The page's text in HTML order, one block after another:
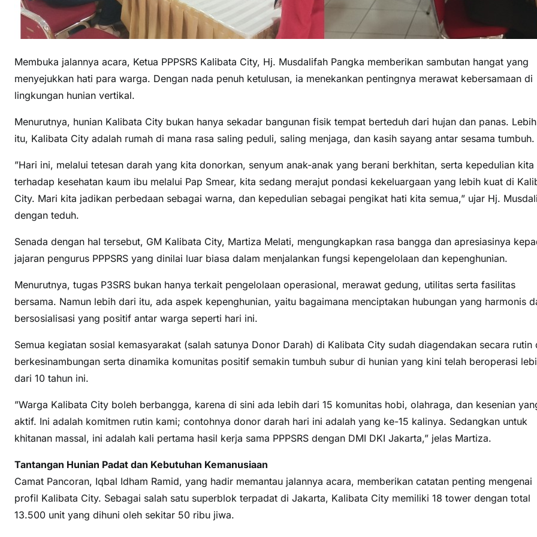
Membuka jalannya acara, Ketua PPPSRS Kalibata City, Hj. Musdalifah Pangka memberikan sambutan hangat yang
menyejukkan hati para warga. Dengan nada penuh ketulusan, ia menekankan pentingnya merawat kebersamaan di
lingkungan hunian vertikal.
Menurutnya, hunian Kalibata City bukan hanya sekadar bangunan fisik tempat berteduh dari hujan dan panas.
itu, Kalibata City adalah rumah di mana rasa saling peduli, saling menjaga, dan kasih sayang antar sesama tumbuh.
”Hari ini, melalui tetesan darah yang kita donorkan, senyum anak-anak yang berani berkhitan, serta kepedulian kita
terhadap kesehatan kaum ibu melalui Pap Smear, kita sedang merajut pondasi kekeluargaan yang lebih kuat di
City. Mari kita jadikan perbedaan sebagai warna, dan kepedulian sebagai pengikat hati kita semua,” ujar Hj.
dengan teduh.
Senada dengan hal tersebut, GM Kalibata City, Martiza Melati, mengungkapkan rasa bangga dan apresiasinya
jajaran pengurus PPPSRS yang dinilai luar biasa dalam menjalankan fungsi kepengelolaan dan kepenghunian.
Menurutnya, tugas P3SRS bukan hanya terkait pengelolaan operasional, merawat gedung, utilitas serta fasilitas
bersama. Namun lebih dari itu, ada aspek kepenghunian, yaitu bagaimana menciptakan hubungan yang harmonis
bersosialisasi yang positif antar warga seperti hari ini.
Semua kegiatan sosial kemasyarakat (salah satunya Donor Darah) di Kalibata City sudah diagendakan secara rutin
berkesinambungan serta dinamika komunitas positif semakin tumbuh subur di hunian yang kini telah beroperasi
dari 10 tahun ini.
”Warga Kalibata City boleh berbangga, karena di sini ada lebih dari 15 komunitas hobi, olahraga, dan kesenian
aktif. Ini adalah komitmen rutin kami; contohnya donor darah hari ini adalah yang ke-15 kalinya. Sedangkan untuk
khitanan massal, ini adalah kali pertama hasil kerja sama PPPSRS dengan DMI DKI Jakarta,” jelas Martiza.
Tantangan Hunian Padat dan Kebutuhan Kemanusiaan
Camat Pancoran, Iqbal Idham Ramid, yang hadir memantau jalannya acara, memberikan catatan penting mengenai
profil Kalibata City. Sebagai salah satu superblok terpadat di Jakarta, Kalibata City memiliki 18 tower dengan total
13.500 unit yang dihuni oleh sekitar 50 ribu jiwa.